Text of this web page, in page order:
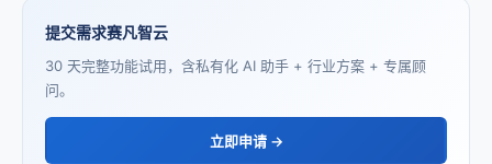
提交需求赛凡智云
30 天完整功能试用，含私有化 AI 助手 + 行业方案 + 专属顾
问。
立即申请 →